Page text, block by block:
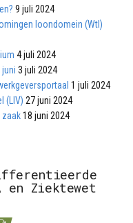
9 juli 2024
loondomein (Wtl)
4 juli 2024
3 juli 2024
1 juli 2024
(LIV) 27 juni 2024
zaak18 juni 2024
en Ziektewet